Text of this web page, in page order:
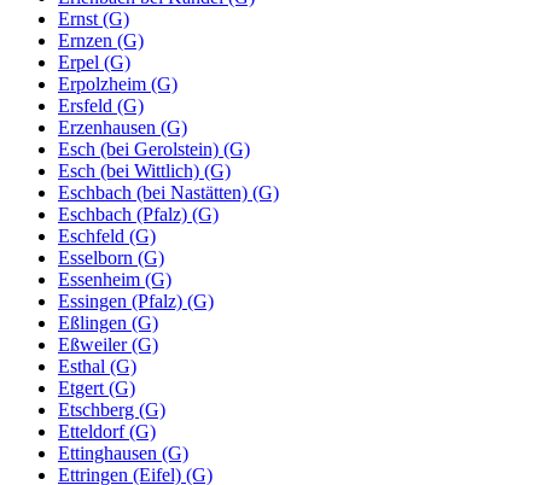
Ernst (G)
Ernzen (G)
Erpel (G)
Erpolzheim (G)
Ersfeld (G)
Erzenhausen (G)
Esch (bei Gerolstein) (G)
Esch (bei Wittlich) (G)
Eschbach (bei Nastätten) (G)
Eschbach (Pfalz) (G)
Eschfeld (G)
Esselborn (G)
Essenheim (G)
Essingen (Pfalz) (G)
Eßlingen (G)
Eßweiler (G)
Esthal (G)
Etgert (G)
Etschberg (G)
Etteldorf (G)
Ettinghausen (G)
Ettringen (Eifel) (G)